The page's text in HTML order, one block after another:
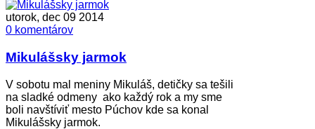
utorok, dec 09 2014
0 komentárov
Mikulášsky jarmok
V sobotu mal meniny Mikuláš, detičky sa tešili
na sladké odmeny ako každý rok a my sme
boli navštíviť mesto Púchov kde sa konal
Mikulášsky jarmok.